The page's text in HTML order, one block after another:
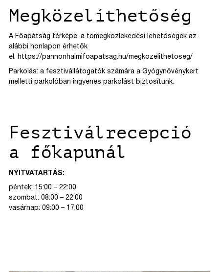
Megközelíthetőség
A Főapátság térképe, a tömegközlekedési lehetőségek az
alábbi honlapon érhetők
el: https://pannonhalmifoapatsag.hu/megkozelithetoseg/
Parkolás: a fesztivállátogatók számára a Gyógynövénykert
melletti parkolóban ingyenes parkolást biztosítunk.
Fesztiválrecepció
a főkapunál
NYITVATARTÁS:
péntek: 15:00 – 22:00
szombat: 08:00 – 22:00
vasárnap: 09:00 – 17:00